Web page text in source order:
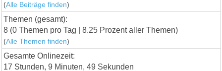
(Alle Beiträge finden)
Themen (gesamt):
8 (0 Themen pro Tag | 8.25 Prozent aller Themen)
(Alle Themen finden)
Gesamte Onlinezeit:
17 Stunden, 9 Minuten, 49 Sekunden